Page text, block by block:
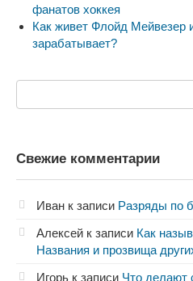
фанатов хоккея
Как живет Флойд Мейвезер
зарабатывает?
Свежие комментарии
Иван к записи Разряды по
Алексей к записи Как
Названия и прозвища
Игорь к записи Что делают